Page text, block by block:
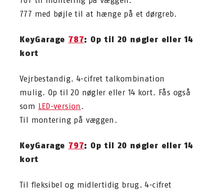
777 med bøjle til at hænge på et dørgreb.
KeyGarage 787: Op til 20 nøgler eller 14
kort
Vejrbestandig. 4-cifret talkombination
mulig. Op til 20 nøgler eller 14 kort. Fås også
som LED-version .
Til montering på væggen.
KeyGarage 797: Op til 20 nøgler eller 14
kort
Til fleksibel og midlertidig brug. 4-cifret